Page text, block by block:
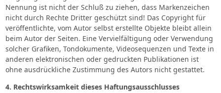
Nennung ist nicht der Schluß zu ziehen, dass Markenzeichen
nicht durch Rechte Dritter geschützt sind! Das Copyright für
veröffentlichte, vom Autor selbst erstellte Objekte bleibt allein
beim Autor der Seiten. Eine Vervielfältigung oder Verwendung
solcher Grafiken, Tondokumente, Videosequenzen und Texte in
anderen elektronischen oder gedruckten Publikationen ist
ohne ausdrückliche Zustimmung des Autors nicht gestattet.
4. Rechtswirksamkeit dieses Haftungsausschlusses